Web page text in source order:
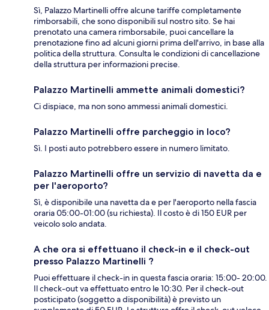
Sì, Palazzo Martinelli offre alcune tariffe completamente
rimborsabili, che sono disponibili sul nostro sito. Se hai
prenotato una camera rimborsabile, puoi cancellare la
prenotazione fino ad alcuni giorni prima dell'arrivo, in base alla
politica della struttura. Consulta le condizioni di cancellazione
della struttura per informazioni precise.
Palazzo Martinelli ammette animali domestici?
Ci dispiace, ma non sono ammessi animali domestici.
Palazzo Martinelli offre parcheggio in loco?
Sì. I posti auto potrebbero essere in numero limitato.
Palazzo Martinelli offre un servizio di navetta da e
per l'aeroporto?
Sì, è disponibile una navetta da e per l'aeroporto nella fascia
oraria 05:00-01:00 (su richiesta). Il costo è di 150 EUR per
veicolo solo andata.
A che ora si effettuano il check-in e il check-out
presso Palazzo Martinelli ?
Puoi effettuare il check-in in questa fascia oraria: 15:00- 20:00.
Il check-out va effettuato entro le 10:30. Per il check-out
posticipato (soggetto a disponibilità) è previsto un